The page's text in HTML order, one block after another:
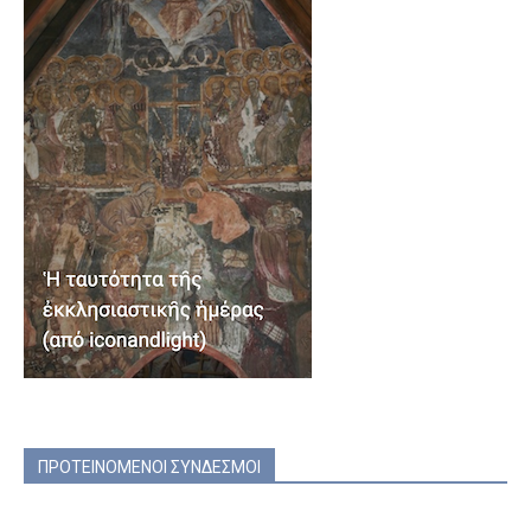
ΠΡΟΤΕΙΝΟΜΕΝΟΙ ΣΥΝΔΕΣΜΟΙ